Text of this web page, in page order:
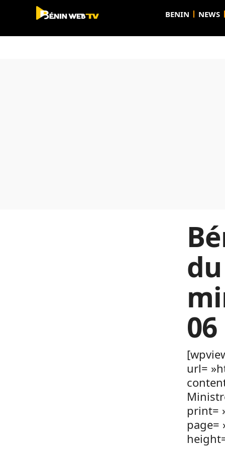
BENIN NEWS
url=
print=
page=